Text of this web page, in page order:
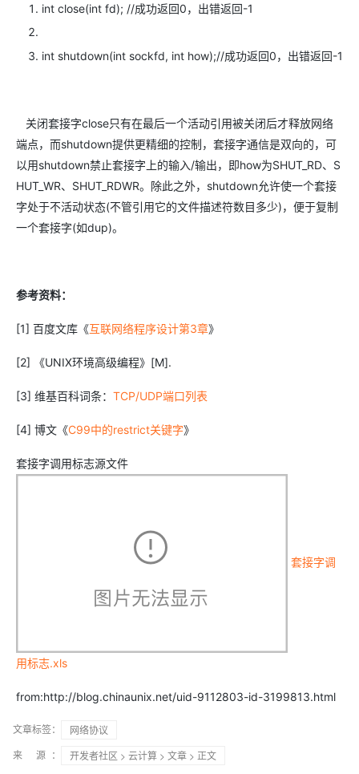
int close(int fd); //成功返回0，出错返回-1
int shutdown(int sockfd, int how);//成功返回0，出错返回-1
关闭套接字close只有在最后一个活动引用被关闭后才释放网络
端点，而shutdown提供更精细的控制，套接字通信是双向的，可
以用shutdown禁止套接字上的输入/输出，即how为SHUT_RD、S
HUT_WR、SHUT_RDWR。除此之外，shutdown允许使一个套接
字处于不活动状态(不管引用它的文件描述符数目多少)，便于复制
一个套接字(如dup)。
参考资料：
[1] 百度文库《互联网络程序设计第3章》
[2] 《UNIX环境高级编程》[M].
[3] 维基百科词条： TCP/UDP端口列表
[4] 博文《C99中的restrict关键字》
套接字调用标志源文件
套接字调
用标志.xls
from:http://blog.chinaunix.net/uid-9112803-id-3199813.html
文章标签：
网络协议
来 源：
开发者社区 > 云计算 > 文章 > 正文